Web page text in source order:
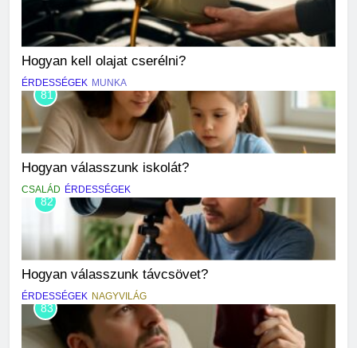
Hogyan kell olajat cserélni?
ÉRDESSÉGEK MUNKA
81
Hogyan válasszunk iskolát?
CSALÁD ÉRDESSÉGEK
82
Hogyan válasszunk távcsövet?
ÉRDESSÉGEK NAGYVILÁG
83